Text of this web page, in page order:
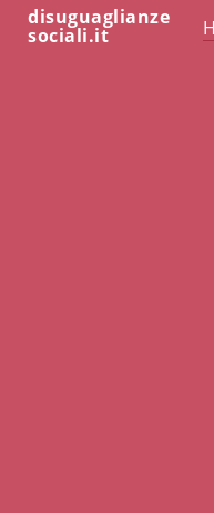
disuguaglianze
sociali.it